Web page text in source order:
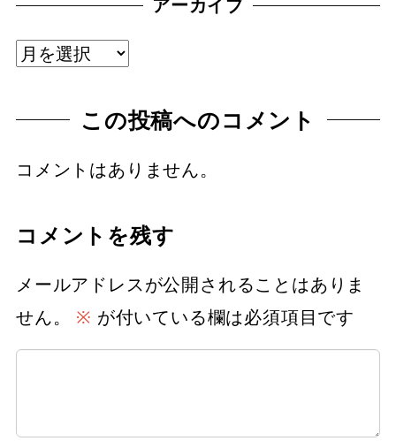
アーカイブ
ア
カ
ブ
この投稿へのコメント
コメントはありません。
コメントを残す
メールアドレスが公開されることはありま
せん。
※ が付いている欄は必須項目です